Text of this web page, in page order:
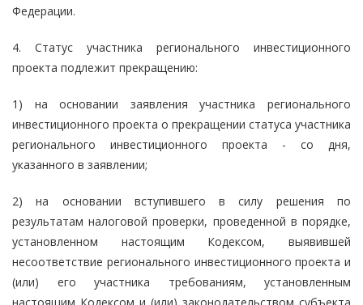
Федерации.
4. Статус участника регионального инвестиционного
проекта подлежит прекращению:
1) на основании заявления участника регионального
инвестиционного проекта о прекращении статуса участника
регионального инвестиционного проекта - со дня,
указанного в заявлении;
2) на основании вступившего в силу решения по
результатам налоговой проверки, проведенной в порядке,
установленном настоящим Кодексом, выявившей
несоответствие регионального инвестиционного проекта и
(или) его участника требованиям, установленным